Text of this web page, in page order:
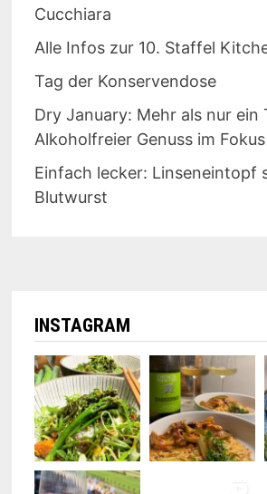
Cucchiara
Alle Infos zur 10. Staffel
Tag der Konservendose
Dry January: Mehr als nur ein
Alkoholfreier Genuss im Fokus
Einfach lecker: Linseneintopf
Blutwurst
INSTAGRAM